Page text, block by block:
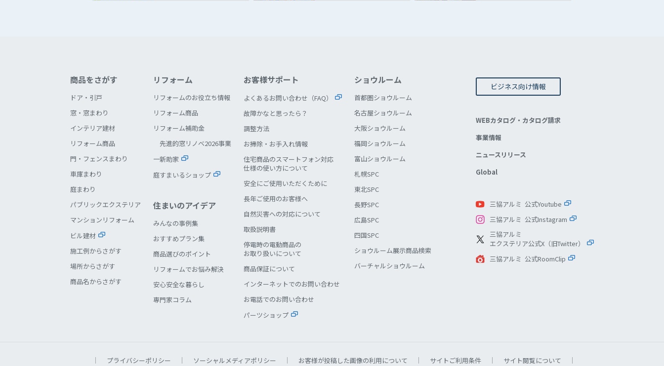
商品をさがす
ドア・引戸
窓・窓まわり
インテリア建材
リフォーム商品
門・フェンスまわり
車庫まわり
庭まわり
パブリックエクステリア
マンションリフォーム
ビル建材
施工例からさがす
場所からさがす
商品名からさがす
リフォーム
リフォームのお役立ち情報
リフォーム商品
リフォーム補助金
先進的窓リノベ2026事業
一新助家
庭すまいるショップ
住まいのアイデア
みんなの事例集
おすすめプラン集
商品選びのポイント
リフォームでお悩み解決
安心安全な暮らし
専門家コラム
お客様サポート
よくあるお問い合わせ（FAQ）
故障かなと思ったら？
調整方法
お掃除・お手入れ情報
住宅商品のスマートフォン対応
仕様の使い方について
安全にご使用いただくために
長年ご使用のお客様へ
自然災害への対応について
取扱説明書
停電時の電動商品の
お取り扱いについて
商品保証について
インターネットでのお問い合わせ
お電話でのお問い合わせ
パーツショップ
ショウルーム
首都圏ショウルーム
名古屋ショウルーム
大阪ショウルーム
福岡ショウルーム
富山ショウルーム
札幌SPC
東北SPC
長野SPC
広島SPC
四国SPC
ショウルーム展示商品検索
バーチャルショウルーム
ビジネス向け情報
WEBカタログ・カタログ請求
事業情報
ニュースリリース
Global
三協アルミ 公式Youtube
三協アルミ 公式Instagram
三協アルミ
エクステリア公式X（旧Twitter）
三協アルミ 公式RoomClip
プライバシーポリシー ソーシャルメディアポリシー お客様が投稿した画像の利用について サイトご利用条件 サイト閲覧について